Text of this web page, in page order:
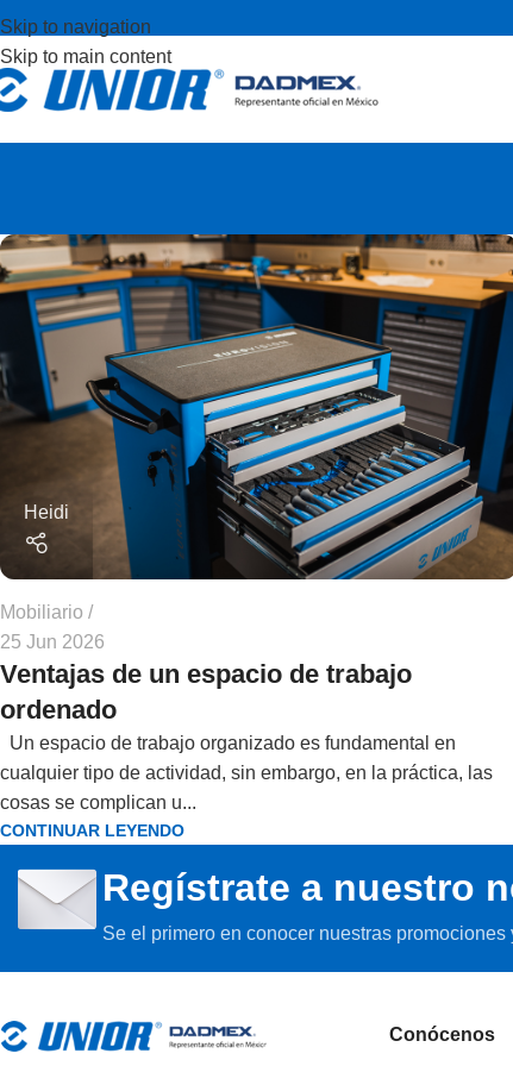
Skip to navigation
Skip to main content
Heidi
Mobiliario
25 Jun 2026
Ventajas de un espacio de trabajo
ordenado
Un espacio de trabajo organizado es fundamental en
cualquier tipo de actividad, sin embargo, en la práctica, las
cosas se complican u...
CONTINUAR LEYENDO
Regístrate a nuestro
Se el primero en conocer nuestras promociones
Conócenos